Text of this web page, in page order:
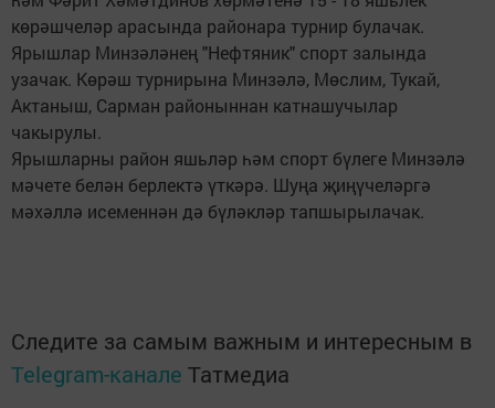
көрәшчеләр арасында районара турнир булачак.
Ярышлар Минзәләнең "Нефтяник" спорт залында
узачак. Көрәш турнирына Минзәлә, Мөслим, Тукай,
Актаныш, Сарман районыннан катнашучылар
чакырулы.
Ярышларны район яшьләр һәм спорт бүлеге Минзәлә
мәчете белән берлектә үткәрә. Шуңа җиңүчеләргә
мәхәллә исеменнән дә бүләкләр тапшырылачак.
Следите за самым важным и интересным в
Telegram-канале Татмедиа